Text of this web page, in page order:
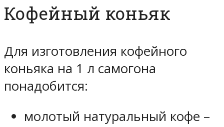
Кофейный коньяк
Для изготовления кофейного
коньяка на 1 л самогона
понадобится:
молотый натуральный кофе –